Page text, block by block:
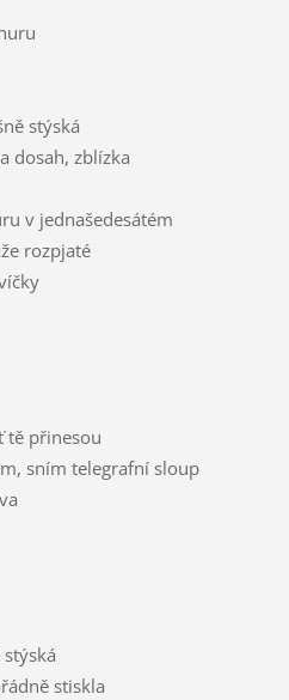
stýská
dosah, zblízka
v jednašedesátém
rozpjaté
tě přinesou
sním telegrafní sloup
stiskla